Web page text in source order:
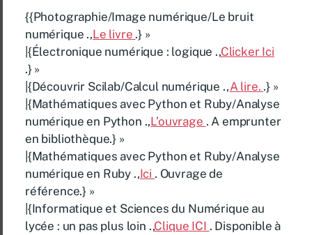
{{Photographie/Image numérique/Le bruit
numérique .,Le livre .} »
|{Électronique numérique : logique .,Clicker Ici
.} »
|{Découvrir Scilab/Calcul numérique .,A lire. .} »
|{Mathématiques avec Python et Ruby/Analyse
numérique en Python .,L’ouvrage . A emprunter
en bibliothèque.} »
|{Mathématiques avec Python et Ruby/Analyse
numérique en Ruby .,Ici . Ouvrage de
référence.} »
|{Informatique et Sciences du Numérique au
lycée : un pas plus loin .,Clique ICI . Disponible à